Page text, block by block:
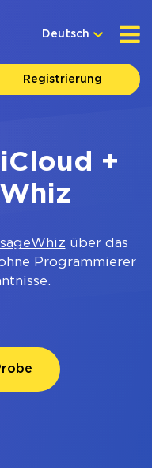
Deutsch
Registrierung
+
über das
Programmierer